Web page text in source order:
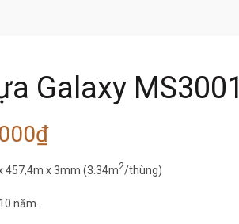
Galaxy MS3001
₫Giá
hiện
457,4m x 3mm (3.34m2/thùng)
năm.